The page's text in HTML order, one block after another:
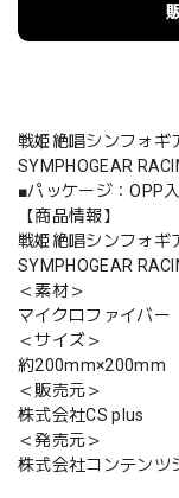
戦姫絶唱シンフォギ
SYMPHOGEAR
■パッケージ：OPP
【商品情報】
戦姫絶唱シンフォギ
SYMPHOGEAR
＜素材＞
マイクロファイバー
＜サイズ＞
約200mm×200mm
＜販売元＞
株式会社CS plus
＜発売元＞
株式会社コンテンツ